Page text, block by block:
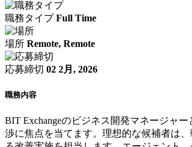
職務タイプ Full Time
場所 Remote, Remote
応募締切 02 2月, 2026
職務内容
BIT Exchangeのビジネス開発マネージャ
渉に焦点を当てます。理想的な候補者は